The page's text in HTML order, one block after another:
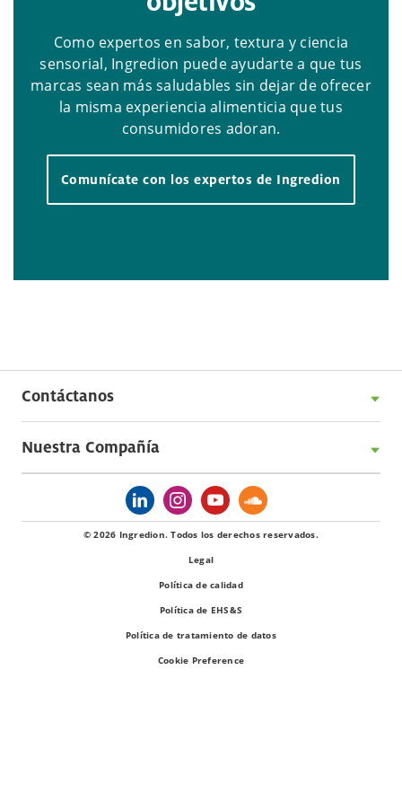
Como expertos en sabor, textura y ciencia
sensorial, Ingredion puede ayudarte a que tus
marcas sean más saludables sin dejar de ofrecer
la misma experiencia alimenticia que tus
consumidores adoran.
Comunícate con los expertos de Ingredion
Contáctanos
Nuestra Compañía
© 2026 Ingredion. Todos los derechos reservados.
Legal
Política de calidad
Política de EHS&S
Política de tratamiento de datos
Cookie Preference